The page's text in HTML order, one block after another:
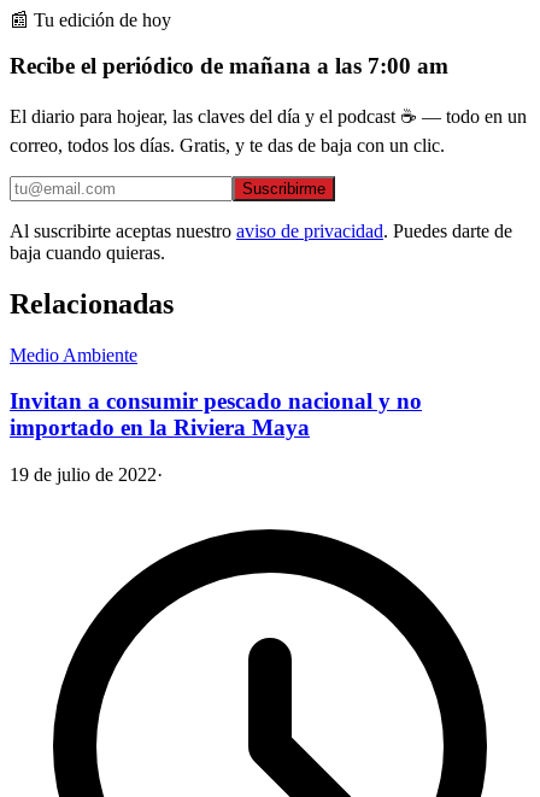
📰 Tu edición de hoy
Recibe el periódico de mañana a las 7:00 am
El diario para hojear, las claves del día y el podcast ☕ — todo en un
correo, todos los días. Gratis, y te das de baja con un clic.
Suscribirme
Al suscribirte aceptas nuestro aviso de privacidad. Puedes darte de
baja cuando quieras.
Relacionadas
Medio Ambiente
Invitan a consumir pescado nacional y no
importado en la Riviera Maya
19 de julio de 2022·